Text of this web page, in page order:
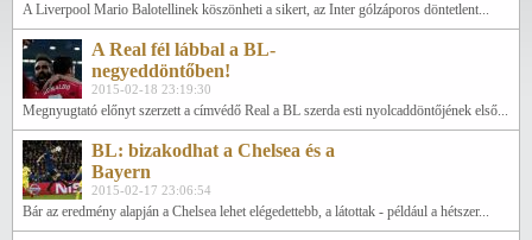
A Liverpool Mario Balotellinek köszönheti a sikert, az Inter gólzáporos döntetlent...
A Real fél lábbal a BL-
negyeddöntőben!
2015-02-18 23:19:30
Megnyugtató előnyt szerzett a címvédő Real a BL szerda esti nyolcaddöntőjének első...
BL: bizakodhat a Chelsea és a
Bayern
2015-02-17 23:06:54
Bár az eredmény alapján a Chelsea lehet elégedettebb, a látottak - például a hétszer...